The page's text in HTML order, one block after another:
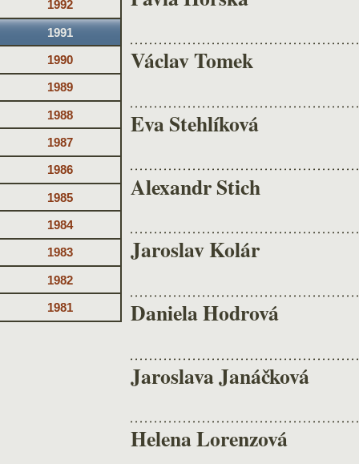
1992
1991
1990
1989
1988
1987
1986
1985
1984
1983
1982
1981
Václav Tomek
Eva Stehlíková
Alexandr Stich
Jaroslav Kolár
Daniela Hodrová
Jaroslava Janáčková
Helena Lorenzová